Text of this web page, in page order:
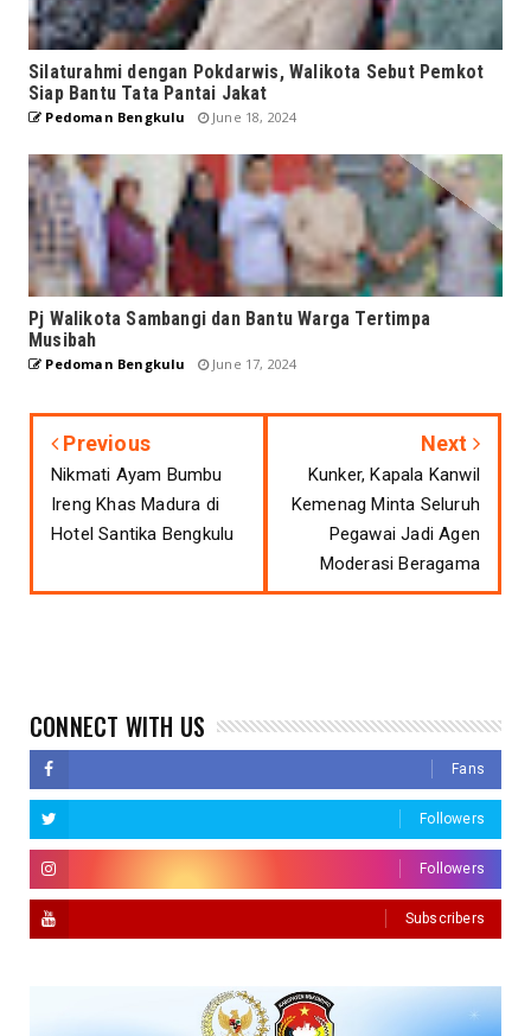
Silaturahmi dengan Pokdarwis, Walikota Sebut Pemkot
Siap Bantu Tata Pantai Jakat
Pedoman Bengkulu June 18, 2024
Pj Walikota Sambangi dan Bantu Warga Tertimpa
Musibah
Pedoman Bengkulu June 17, 2024
Previous
Nikmati Ayam Bumbu
Ireng Khas Madura di
Hotel Santika Bengkulu
Next
Kunker, Kapala Kanwil
Kemenag Minta Seluruh
Pegawai Jadi Agen
Moderasi Beragama
CONNECT WITH US
Fans
Followers
Followers
Subscribers